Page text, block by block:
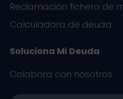
Reclamación fichero de
Calculadora de deuda
Soluciona Mi Deuda
Colabora con nosotros